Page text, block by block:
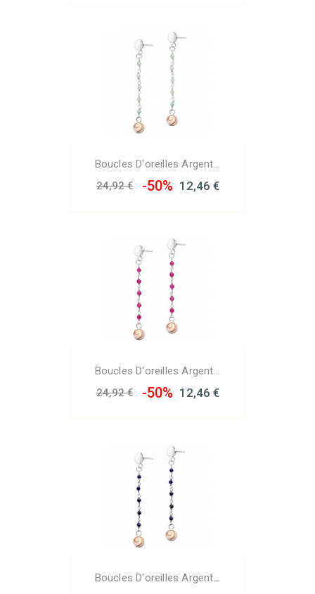
Boucles D'oreilles Argent...
24,92 €
-50% 12,46 €
Boucles D'oreilles Argent...
24,92 €
-50% 12,46 €
Boucles D'oreilles Argent...